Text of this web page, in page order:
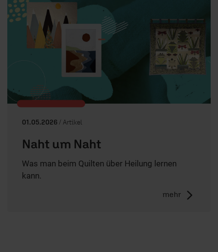
01.05.2026 / Artikel
Naht um Naht
Was man beim Quilten über Heilung lernen
kann.
mehr